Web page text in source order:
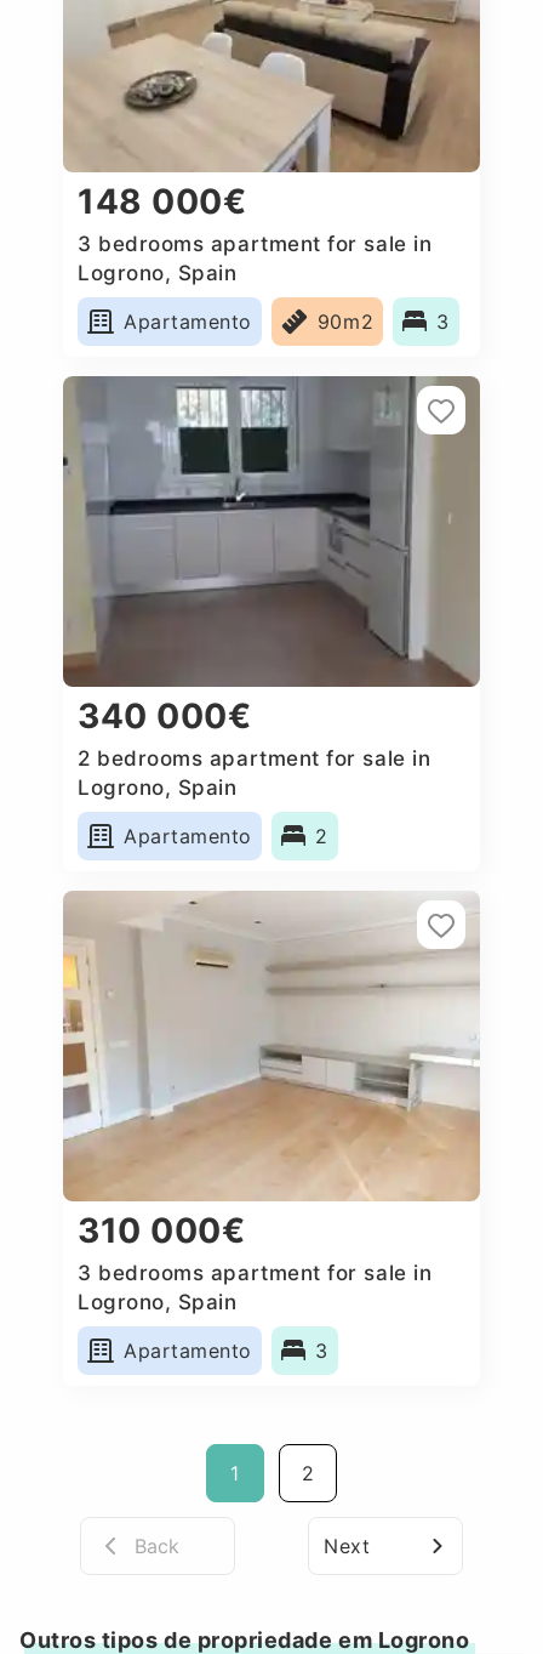
148 000€
3 bedrooms apartment for sale in
Logrono, Spain
Apartamento
90m2 3
340 000€
2 bedrooms apartment for sale in
Logrono, Spain
Apartamento
2
310 000€
3 bedrooms apartment for sale in
Logrono, Spain
Apartamento
3
1 2
Back Next
Outros tipos de propriedade em Logrono